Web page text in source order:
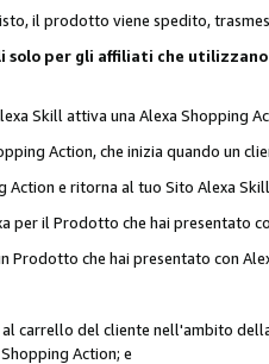
il prodotto viene spedito,
solo per gli affiliati che
Skill attiva una Alexa Shopping
Action, che inizia quando un
e ritorna al tuo Sito Alexa
per il Prodotto che hai presentato
Prodotto che hai presentato con
carrello del cliente nell'ambito
Action; e